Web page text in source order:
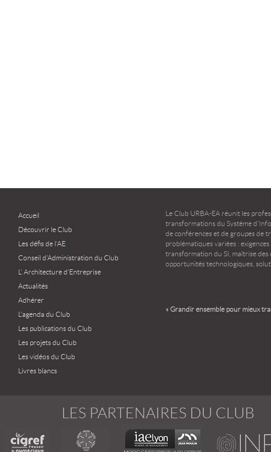
Accueil
Découvrir le Club
Les défis de l’AE
Conseil d’Administration du Club
L’ Architecture d’Entreprise
Actualités
Adhérer
L’agenda du Club
Les publications du Club
Les projets du Club
Les vidéos du Club
Livres blancs
Le Club URBA-EA réunit les
transformations du Système
de conférences et de groupes de
problématiques variées :
transformation du SI, maîtrise des
opportunités technologiques,
« Grandir ensemble pour mieux
LES PARTENAIRES DU CLUB